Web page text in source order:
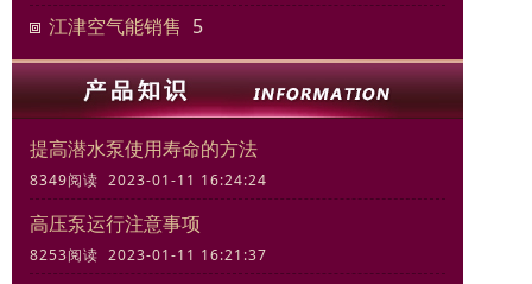
江津空气能销售 5
提高潜水泵使用寿命的方法
8349阅读 2023-01-11 16:24:24
高压泵运行注意事项
8253阅读 2023-01-11 16:21:37